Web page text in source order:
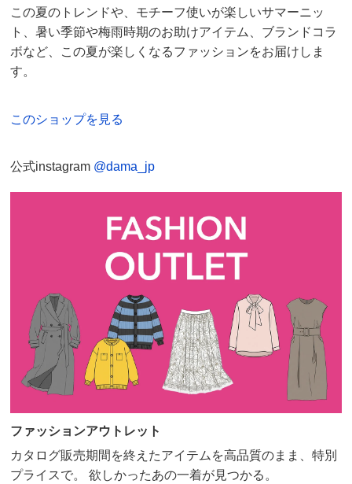
2025/06/19
東京都 50代女性
2色とても迷いましたが、白にしました。
とてもいいです。
丈が長いTシャツが好きではないので、Sにしました
普通でした。生地が若干厚めなので、真夏はちょっと無
理かな？と
思っています。
2025/06/17
ブラック Ｌ
山形県 60代以上女性 身長 : 153cm
普段のサイズ : L 購入したサイズで「ちょうどよかった」
この夏のトレンドや、モチーフ使いが楽しいサマーニッ
ト、暑い季節や梅雨時期のお助けアイテム、ブランドコラ
ボなど、この夏が楽しくなるファッションをお届けしま
す。
このショップを見る
公式instagram @dama_jp
ファッションアウトレット
カタログ販売期間を終えたアイテムを高品質のまま、特別
プライスで。 欲しかったあの一着が見つかる。